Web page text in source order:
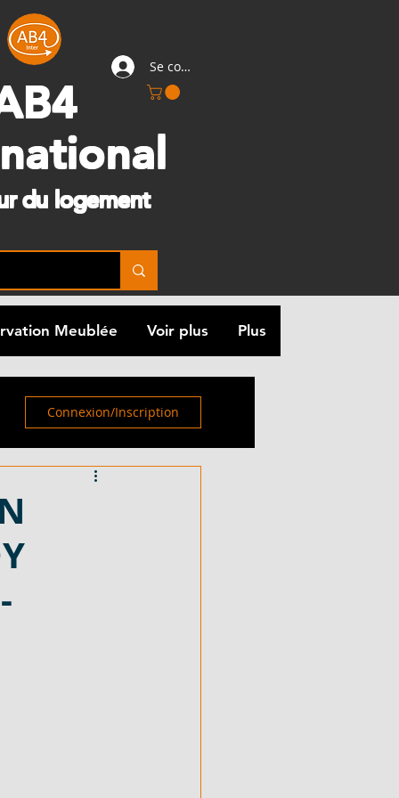
du logement
Se connecter
Meublée Voir plus Plus
Connexion/Inscription